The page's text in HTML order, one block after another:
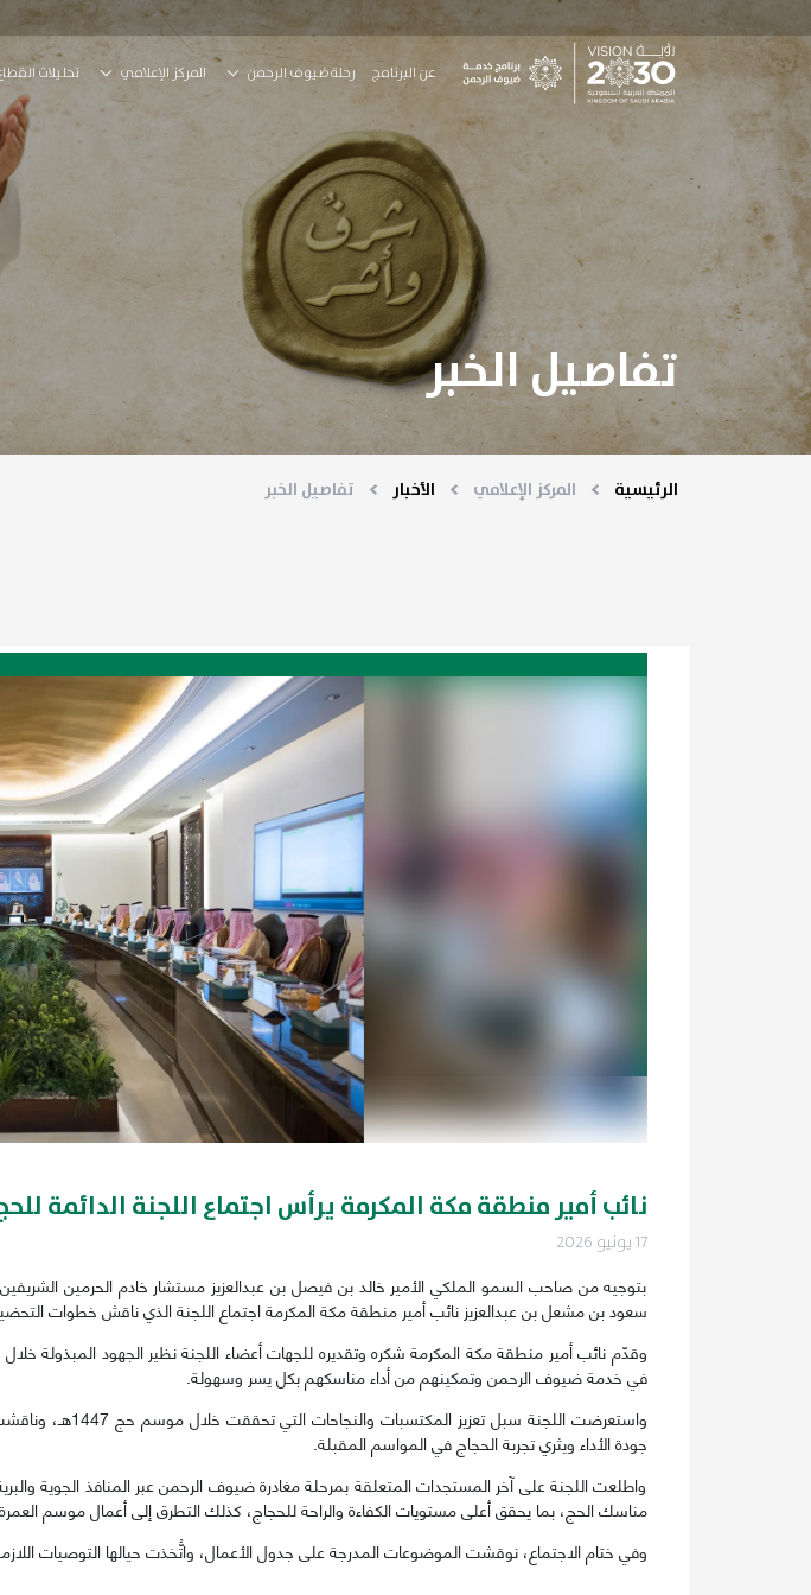
تجاوز إلى المحتوى الرئيسي
Main Menu
عن البرنامج رحلة ضيوف الرحمن المركز الإعلامي تحليلات
تفاصيل الخبر
الرئيسية المركز الإعلامي الأخبار تفاصيل الخبر
نائب أمير منطقة مكة المكرمة يرأس اجتماع اللجنة الدائمة
17 يونيو 2026
بتوجيه من صاحب السمو الملكي الأمير خالد بن فيصل بن عبدالعزيز مستشار خادم الحرمين
سعود بن مشعل بن عبدالعزيز نائب أمير منطقة مكة المكرمة اجتماع اللجنة الذي ناقش خطوات التحضير
في خدمة ضيوف الرحمن وتمكينهم من أداء مناسكهم بكل يسر وسهولة.
واستعرضت اللجنة
جودة الأداء ويثري تجربة الحجاج في المواسم المقبلة.
واطلعت اللجنة على آخر المستجدات المتعلقة بمرحلة مغادرة ضيوف الرحمن عبر المنافذ الجوية
مناسك الحج، بما يحقق أعلى مستويات الكفاءة والراحة للحجاج، كذلك التطرق إلى أعمال موسم
وفي ختام الاجتماع، نوقشت الموضوعات المدرجة على جدول الأعمال، واتُّخذت حيالها التوصيات